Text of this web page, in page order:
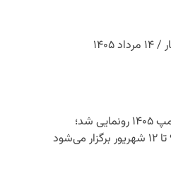
۱۴۰۵
پوستر الکامپ ۱۴۰۵ رونمایی شد؛